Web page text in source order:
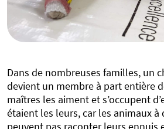
Dans de nombreuses familles, un
devient un membre à part entière
maîtres les aiment et s’occupent
étaient les leurs, car les animaux